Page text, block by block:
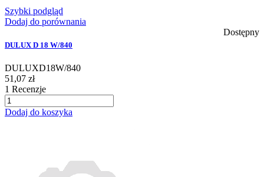
Szybki podgląd
Dodaj do porównania
Dostępny
DULUX D 18 W/840
DULUXD18W/840
51,07 zł
1 Recenzje
Dodaj do koszyka